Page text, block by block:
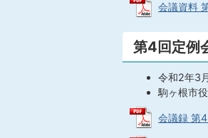
会議資料
第4回定例
令和2年3
駒ヶ根市
会議録 第